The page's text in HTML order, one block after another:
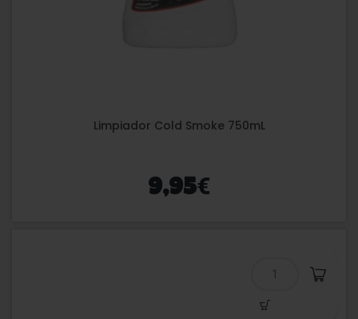
Limpiador Cold Smoke 750mL
9,95€